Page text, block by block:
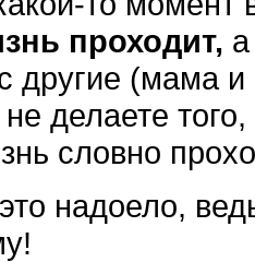
проходит,
другие (мама
не делаете
словно
надоело,